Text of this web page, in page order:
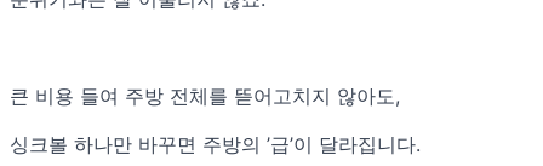
큰 비용 들여 주방 전체를 뜯어고치지 않아도,
싱크볼 하나만 바꾸면 주방의 ’급’이 달라집니다.